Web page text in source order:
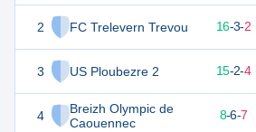
2 FC Trelevern Trevou
3 US Ploubezre 2
4
Breizh Olympic de
Caouennec
51 16-3-2
15-2-4
30 8-6-7